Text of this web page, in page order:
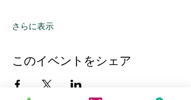
さらに表示
このイベントをシェア